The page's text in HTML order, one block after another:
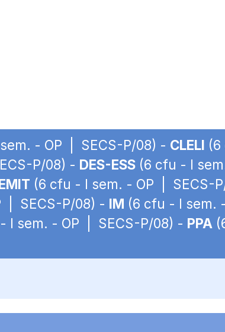
- OP | SECS-P/08) - CLELI
P/08) - DES-ESS (6 cfu - I
(6 cfu - I sem. - OP | SECS-
| SECS-P/08) - IM (6 cfu - I sem.
I sem. - OP | SECS-P/08) - PPA